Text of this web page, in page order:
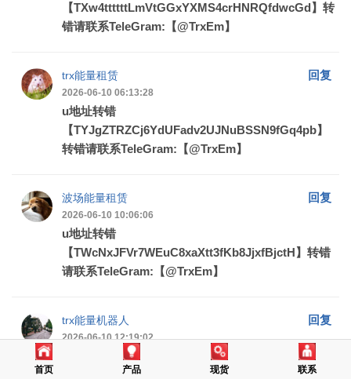
【TXw4ttttttLmVtGGxYXMS4crHNRQfdwcGd】转
错请联系TeleGram:【@TrxEm】
trx能量租赁 回复
2026-06-10 06:13:28
u地址转错
【TYJgZTRZCj6YdUFadv2UJNuBSSN9fGq4pb】
转错请联系TeleGram:【@TrxEm】
波场能量租赁 回复
2026-06-10 10:06:06
u地址转错
【TWcNxJFVr7WEuC8xaXtt3fKb8JjxfBjctH】转错
请联系TeleGram:【@TrxEm】
trx能量机器人 回复
2026-06-10 12:19:02
【TK2o7vFhJqZ5SFYJB89KrMnY1v88trxTRX】转
首页 产品 现货 联系